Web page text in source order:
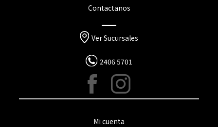
Contactanos
Ver Sucursales
2406 5701
Mi cuenta